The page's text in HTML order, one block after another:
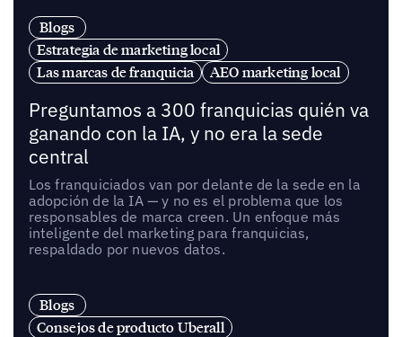
Blogs
Estrategia de marketing local
Las marcas de franquicia
AEO marketing local
Preguntamos a 300 franquicias quién va
ganando con la IA, y no era la sede
central
Los franquiciados van por delante de la sede en la
adopción de la IA — y no es el problema que los
responsables de marca creen. Un enfoque más
inteligente del marketing para franquicias,
respaldado por nuevos datos.
Blogs
Consejos de producto Uberall